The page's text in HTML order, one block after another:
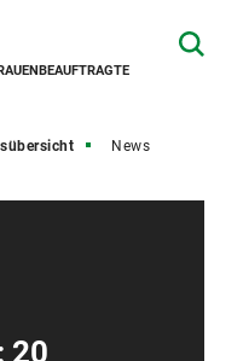
News
20